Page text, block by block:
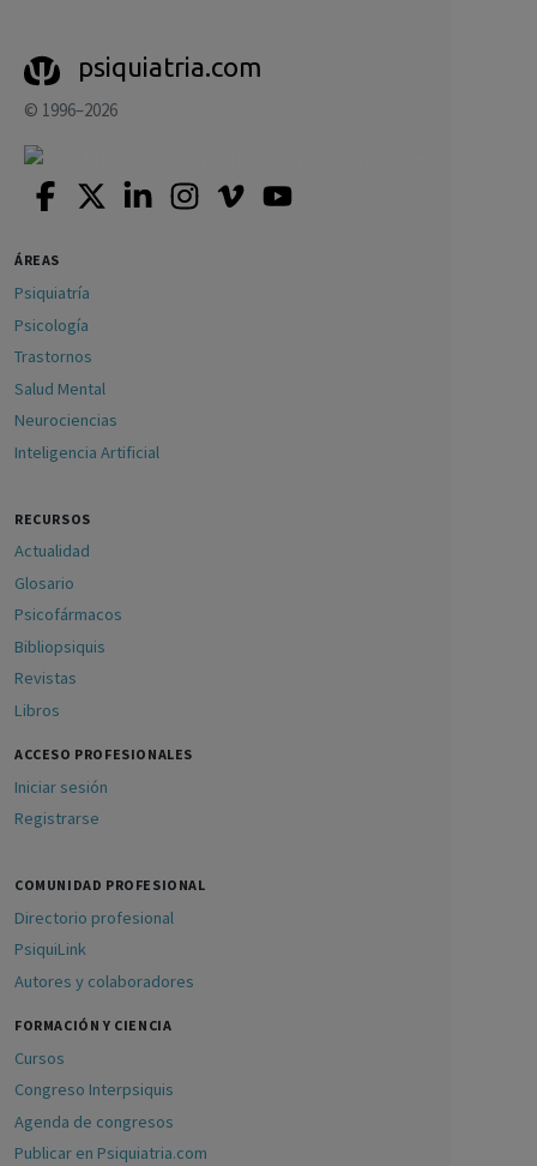
psiquiatria.com
© 1996–2026
ÁREAS
Psiquiatría
Psicología
Trastornos
Salud Mental
Neurociencias
Inteligencia Artificial
RECURSOS
Actualidad
Glosario
Psicofármacos
Bibliopsiquis
Revistas
Libros
ACCESO PROFESIONALES
Iniciar sesión
Registrarse
COMUNIDAD PROFESIONAL
Directorio profesional
PsiquiLink
Autores y colaboradores
FORMACIÓN Y CIENCIA
Cursos
Congreso Interpsiquis
Agenda de congresos
Publicar en Psiquiatria.com